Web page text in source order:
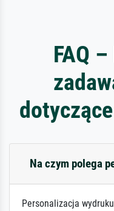
FAQ
Na czym polega
Personalizacja